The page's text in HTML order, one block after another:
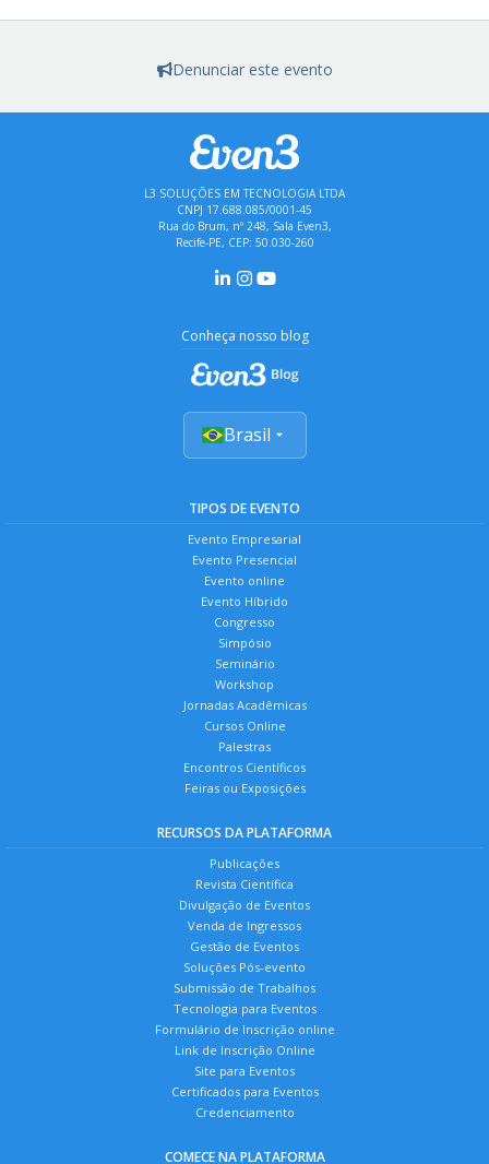
Denunciar este evento
L3 SOLUÇÕES EM TECNOLOGIA LTDA
CNPJ 17.688.085/0001-45
Rua do Brum, nº 248, Sala Even3,
Recife-PE, CEP: 50.030-260
Conheça nosso blog
Brasil
TIPOS DE EVENTO
Evento Empresarial
Evento Presencial
Evento online
Evento Híbrido
Congresso
Simpósio
Seminário
Workshop
Jornadas Acadêmicas
Cursos Online
Palestras
Encontros Científicos
Feiras ou Exposições
RECURSOS DA PLATAFORMA
Publicações
Revista Científica
Divulgação de Eventos
Venda de Ingressos
Gestão de Eventos
Soluções Pós-evento
Submissão de Trabalhos
Tecnologia para Eventos
Formulário de Inscrição online
Link de Inscrição Online
Site para Eventos
Certificados para Eventos
Credenciamento
COMECE NA PLATAFORMA